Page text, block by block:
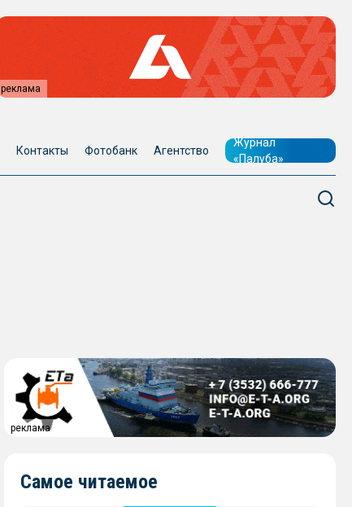
реклама
Контакты Фотобанк Агентство
Журнал
«Палуба»
реклама
Самое читаемое